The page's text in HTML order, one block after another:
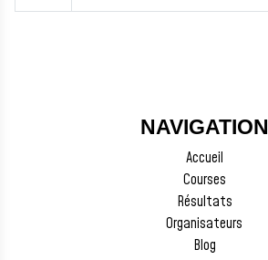
NAVIGATION
Accueil
Courses
Résultats
Organisateurs
Blog